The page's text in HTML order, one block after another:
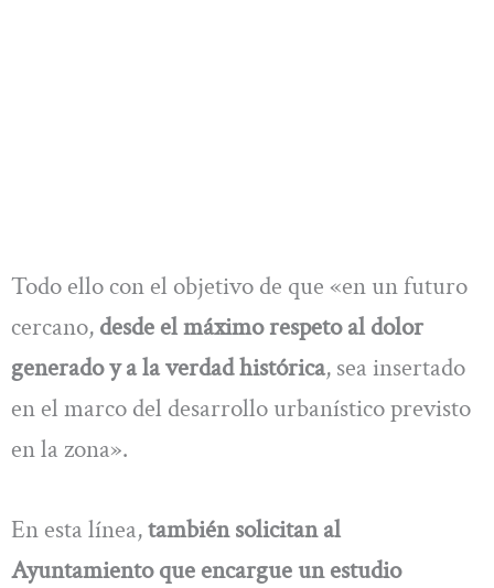
Todo ello con el objetivo de que «en un futuro
cercano, desde el máximo respeto al dolor
generado y a la verdad histórica, sea insertado
en el marco del desarrollo urbanístico previsto
en la zona».
En esta línea,también solicitan al
Ayuntamiento que encargue un estudio